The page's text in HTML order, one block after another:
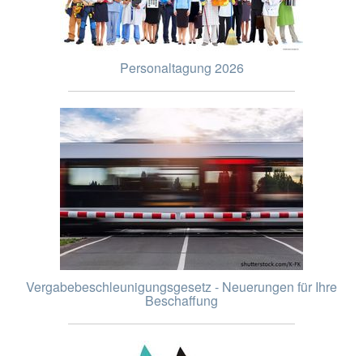
Personaltagung 2026
Vergabebeschleunigungsgesetz - Neuerungen für Ihre
Beschaffung